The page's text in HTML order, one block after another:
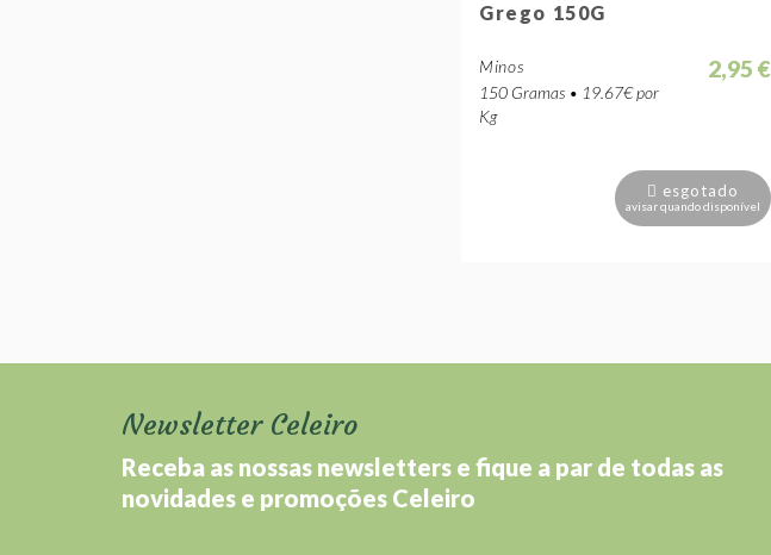
Grego 150G
Minos
150 Gramas • 19.67€ por
Kg
2,95 €
esgotado
avisar quando disponível
Newsletter Celeiro
Receba as nossas newsletters e fique a par de todas as
novidades e promoções Celeiro